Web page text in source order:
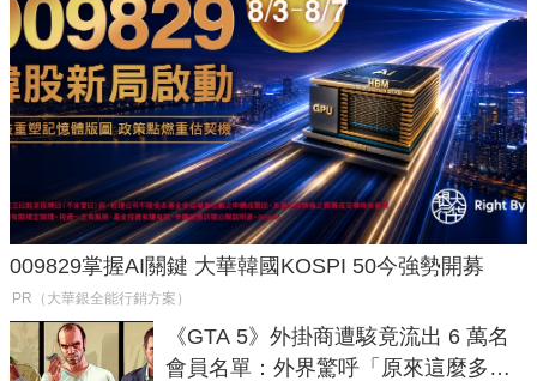
009829掌握AI關鍵 大華韓國KOSPI 50今強勢開募
PR（大華銀全能行銷方案）
《GTA 5》外掛商遭駭竟流出 6 萬名
會員名單：外界驚呼「原來這麼多人